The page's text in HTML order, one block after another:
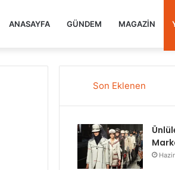
ANASAYFA GÜNDEM MAGAZIN
Son Eklenen